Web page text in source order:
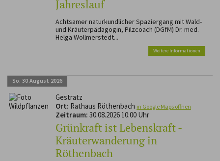
Jahreslauf
Achtsamer naturkundlicher Spaziergang mit Wald-
und Kräuterpädagogin, Pilzcoach (DGfM) Dr. med.
Helga Wollmerstedt...
Weitere Informationen
So. 30 August 2026
Gestratz
Ort: Rathaus Röthenbach in Google Maps öffnen
Zeitraum: 30.08.2026 10:00 Uhr
Grünkraft ist Lebenskraft -
Kräuterwanderung in
Röthenbach